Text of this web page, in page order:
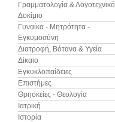
Γραμματολογία & Λογοτεχνικό
Δοκίμιο
Γυναίκα - Μητρότητα -
Εγκυμοσύνη
Διατροφή, Βότανα & Υγεία
Δίκαιο
Εγκυκλοπαίδειες
Επιστήμες
Θρησκείες - Θεολογία
Ιατρική
Ιστορία